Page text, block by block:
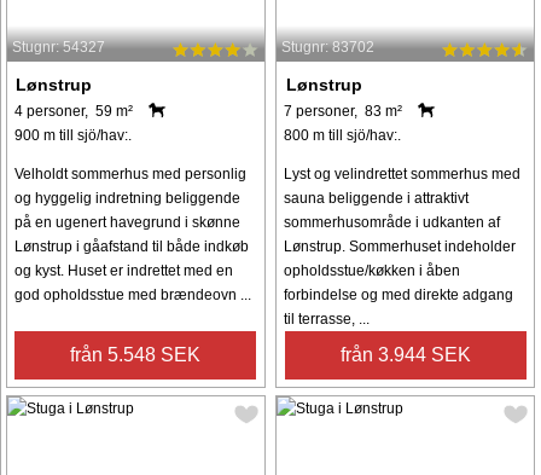
Stugnr: 54327
Lønstrup
4 personer, 59 m²
900 m till sjö/hav:.
Velholdt sommerhus med personlig
og hyggelig indretning beliggende
på en ugenert havegrund i skønne
Lønstrup i gåafstand til både indkøb
og kyst. Huset er indrettet med en
god opholdsstue med brændeovn ...
från 5.548 SEK
Stugnr: 83702
Lønstrup
7 personer, 83 m²
800 m till sjö/hav:.
Lyst og velindrettet sommerhus med
sauna beliggende i attraktivt
sommerhusområde i udkanten af
Lønstrup. Sommerhuset indeholder
opholdsstue/køkken i åben
forbindelse og med direkte adgang
til terrasse, ...
från 3.944 SEK